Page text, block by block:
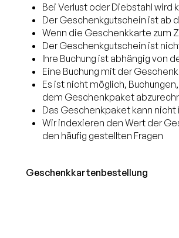
Bei Verlust oder Diebstahl wird
Der Geschenkgutschein ist ab
Wenn die Geschenkkarte zum
Der Geschenkgutschein ist
Ihre Buchung ist abhängig von
Eine Buchung mit der
Es ist nicht möglich,
dem Geschenkpaket
Das Geschenkpaket kann
Wir indexieren den Wert der
den häufig gestellten Fragen
Geschenkkartenbestellung